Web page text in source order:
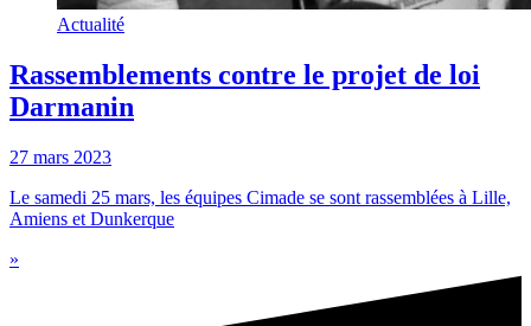
Actualité
Rassemblements contre le projet de loi
Darmanin
27 mars 2023
Le samedi 25 mars, les équipes Cimade se sont rassemblées à Lille,
Amiens et Dunkerque
»